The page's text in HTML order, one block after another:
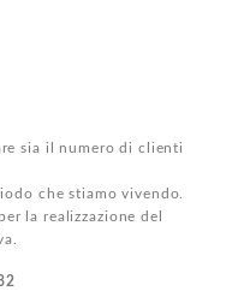
sia il numero di clienti
che stiamo vivendo.
la realizzazione del